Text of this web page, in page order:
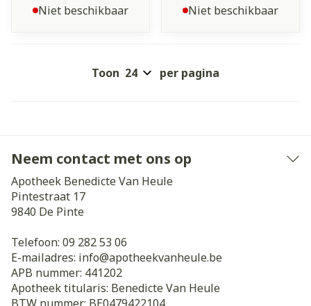
Niet beschikbaar Niet beschikbaar
Toon per pagina
Neem contact met ons op
Apotheek Benedicte Van Heule
Pintestraat 17
9840 De Pinte
Telefoon: 09 282 53 06
E-mailadres: info@apotheekvanheule.be
APB nummer: 441202
Apotheek titularis: Benedicte Van Heule